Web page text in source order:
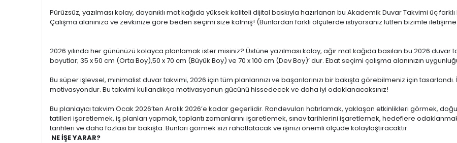
Pürüzsüz, yazılması kolay, dayanıklı mat kağıda yüksek kaliteli dijital baskıyla hazırlanan bu Akademik Duvar Takvimi üç
Çalışma alanınıza ve zevkinize göre beden seçimi size kalmış! (Bunlardan farklı ölçülerde istiyorsanız lütfen bizimle
2026 yılında her gününüzü kolayca planlamak ister misiniz? Üstüne yazılması kolay, ağır mat kağıda basılan bu 2026 duvar
boyutlar; 35 x 50 cm (Orta Boy),50 x 70 cm (Büyük Boy) ve 70 x 100 cm (Dev Boy)’ dur. Ebat seçimi çalışma alanınızın
Bu süper işlevsel, minimalist duvar takvimi, 2026 için tüm planlarınızı ve başarılarınızı bir bakışta görebilmeniz için
motivasyondur. Bu takvimi kullandıkça motivasyonun gücünü hissedecek ve daha iyi odaklanacaksınız!
Bu planlayıcı takvim Ocak 2026’ten Aralık 2026’e kadar geçerlidir. Randevuları hatırlamak, yaklaşan etkinlikleri görmek,
tatilleri işaretlemek, iş planları yapmak, toplantı zamanlarını işaretlemek, sınav tarihlerini işaretlemek, hedeflere
tarihleri ve daha fazlası bir bakışta. Bunları görmek sizi rahatlatacak ve işinizi önemli ölçüde kolaylaştıracaktır.
NE İŞE YARAR?